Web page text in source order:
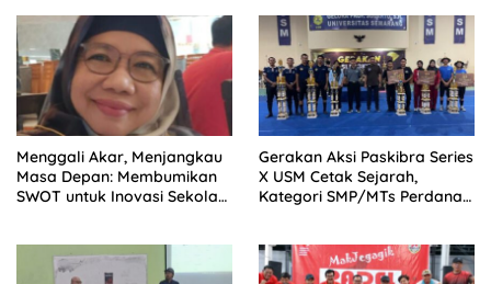
Menggali Akar, Menjangkau
Masa Depan: Membumikan
SWOT untuk Inovasi Sekolah
Gerakan Aksi Paskibra Series
X USM Cetak Sejarah,
Kategori SMP/MTs Perdana